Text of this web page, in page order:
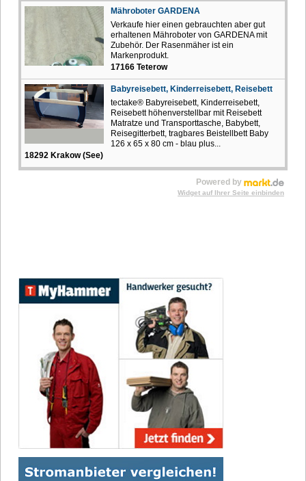
Mähroboter GARDENA
Verkaufe hier einen gebrauchten aber gut
erhaltenen Mähroboter von GARDENA mit
Zubehör. Der Rasenmäher ist ein
Markenprodukt.
17166 Teterow
Babyreisebett, Kinderreisebett, Reisebett
tectake® Babyreisebett, Kinderreisebett,
Reisebett höhenverstellbar mit Reisebett
Matratze und Transporttasche, Babybett,
Reisegitterbett, tragbares Beistellbett Baby
126 x 65 x 80 cm - blau plus...
18292 Krakow (See)
Powered by
Widget auf Ihrer Seite einbinden